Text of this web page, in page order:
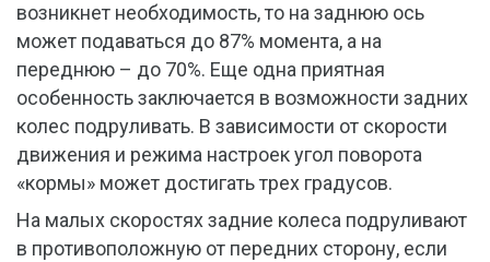
возникнет необходимость, то на заднюю ось
может подаваться до 87% момента, а на
переднюю – до 70%. Еще одна приятная
особенность заключается в возможности задних
колес подруливать. В зависимости от скорости
движения и режима настроек угол поворота
«кормы» может достигать трех градусов.
На малых скоростях задние колеса подруливают
в противоположную от передних сторону, если